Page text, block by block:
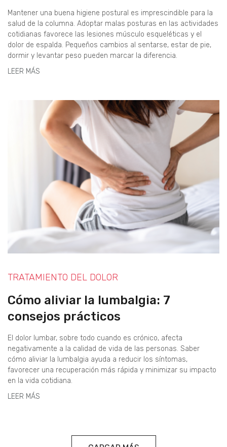
Mantener una buena higiene postural es imprescindible para la
salud de la columna. Adoptar malas posturas en las actividades
cotidianas favorece las lesiones músculo esqueléticas y el
dolor de espalda. Pequeños cambios al sentarse, estar de pie,
dormir y levantar peso pueden marcar la diferencia.
LEER MÁS
TRATAMIENTO DEL DOLOR
Cómo aliviar la lumbalgia: 7
consejos prácticos
El dolor lumbar, sobre todo cuando es crónico, afecta
negativamente a la calidad de vida de las personas. Saber
cómo aliviar la lumbalgia ayuda a reducir los síntomas,
favorecer una recuperación más rápida y minimizar su impacto
en la vida cotidiana.
LEER MÁS